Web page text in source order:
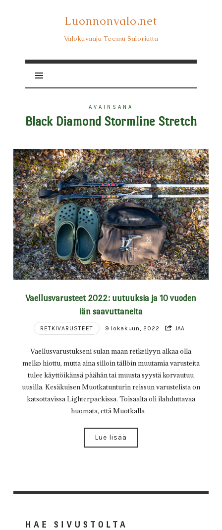
Luonnonvalo.net
Luonnonvalo.net
Valokuvaaja Teemu Saloriutta
AVAINSANA
Black Diamond Stormline Stretch
Vaellusvarusteet 2022: uutuuksia ja 10 vuoden
iän saavuttaneita
RETKIVARUSTEET 9 lokakuun, 2022 JAA
Vaellusvarustukseni sulan maan retkeilyyn alkaa olla
melko hiottu, mutta aina silloin tällöin muutamia varusteita
tulee käyttöikänsä päähän tai muusta syystä korvautuu
uusilla. Kesäkuisen Muotkatunturin reissun varustelista on
katsottavissa Lighterpackissa. Toisaalta oli ilahduttavaa
huomata, että Muotkalla…
Lue lisää
HAE SIVUSTOLTA